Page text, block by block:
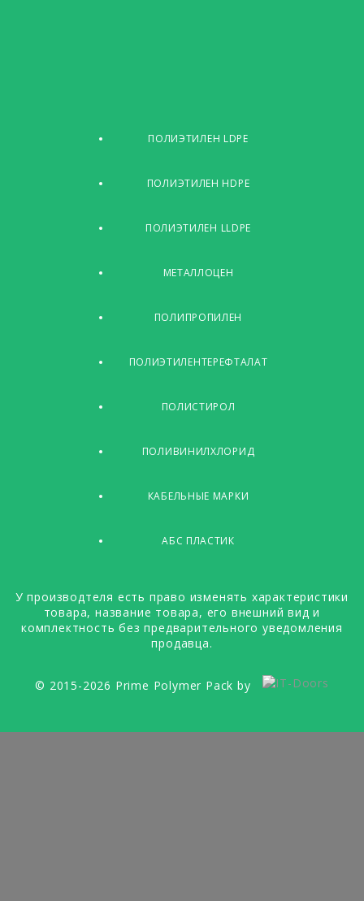
ПОЛИЭТИЛЕН LDPE
ПОЛИЭТИЛЕН HDPE
ПОЛИЭТИЛЕН LLDPE
МЕТАЛЛОЦЕН
ПОЛИПРОПИЛЕН
ПОЛИЭТИЛЕНТЕРЕФТАЛАТ
ПОЛИСТИРОЛ
ПОЛИВИНИЛХЛОРИД
КАБЕЛЬНЫЕ МАРКИ
АБС ПЛАСТИК
У производтеля есть право изменять характеристики
товара, название товара, его внешний вид и
комплектность без предварительного уведомления
продавца.
© 2015-2026 Prime Polymer Pack by